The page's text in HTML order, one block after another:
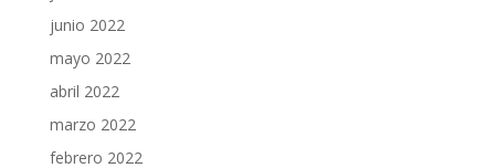
junio 2022
mayo 2022
abril 2022
marzo 2022
febrero 2022